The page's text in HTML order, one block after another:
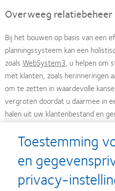
Overweeg relatiebeheer
Bij het bouwen op basis van een
planningssysteem kan een
zoals WebSystem3, u helpen om
met klanten, zoals herinneringen
om te zetten in waardevolle
vergroten doordat u daarmee in
halen uit uw klantenbestand en
relevante campagnes,
implementeren. Een schriftelijk
worden omgezet in een
doen en een uitnodiging aan de
te laten op de website van uw
Toestemming
en
privacy-